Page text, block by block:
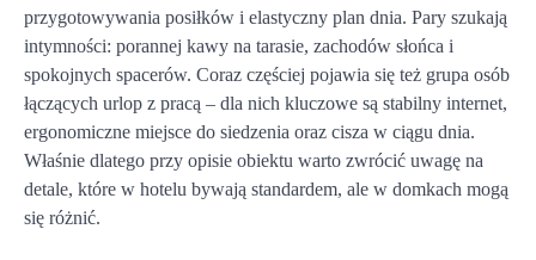
przygotowywania posiłków i elastyczny plan dnia. Pary szukają
intymności: porannej kawy na tarasie, zachodów słońca i
spokojnych spacerów. Coraz częściej pojawia się też grupa osób
łączących urlop z pracą – dla nich kluczowe są stabilny internet,
ergonomiczne miejsce do siedzenia oraz cisza w ciągu dnia.
Właśnie dlatego przy opisie obiektu warto zwrócić uwagę na
detale, które w hotelu bywają standardem, ale w domkach mogą
się różnić.